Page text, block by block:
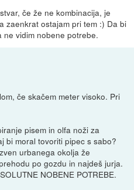
če že ne kombinacija, je
zaenkrat ostajam pri tem :) Da bi
vidim nobene potrebe.
če skačem meter visoko. Pri
pisem in olfa noži za
bi moral tovoriti pipec s sabo?
urbanega okolja že
po gozdu in najdeš jurja.
NOBENE POTREBE.